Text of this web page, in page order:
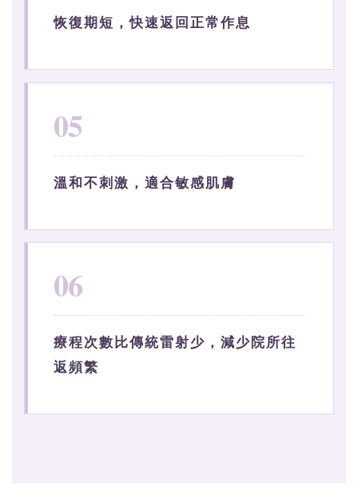
恢復期短，快速返回正常作息
05
溫和不刺激，適合敏感肌膚
06
療程次數比傳統雷射少，減少院所往
返頻繁